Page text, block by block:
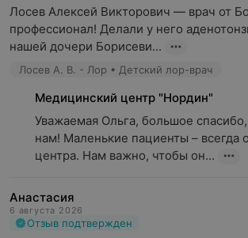
шум в ушах
головокружение, обмороки
бессонница либо постоянная
снижение концентрации внимания,
памяти
боль в спине, усиливающаяся при
поворотах туловища
Диагностику заболеваний нервной
неврологи центра проводят на
Лосев Алексей Викторович — врач от
профессионал! Делали у него
нашей дочери Борисеви...
Лосев А. В. - Лор • Детский лор-врач
Медицинский центр "Нордин"
Уважаемая Ольга, большое
нам! Маленькие пациенты – всегда
центра. Нам важно, чтобы он...
Анастасия
6 августа 2026
Отзыв подтвержден